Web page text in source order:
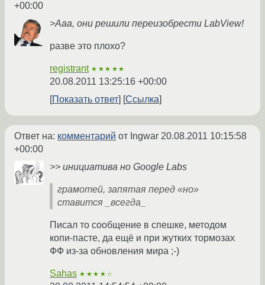
+00:00
>Ааа, они решили переизобрести LabView!
разве это плохо?
registrant ★★★★★
20.08.2011 13:25:16 +00:00
Показать ответ
Ссылка
Ответ на: комментарий от Ingwar 20.08.2011 10:15:58
+00:00
>> инициатива но Google Labs
грамотей, запятая перед «но»
ставится _всегда_
Писал то сообщение в спешке, методом
копи-пасте, да ещё и при жутких тормозах
ФФ из-за обновления мира ;-)
Sahas ★★★★☆